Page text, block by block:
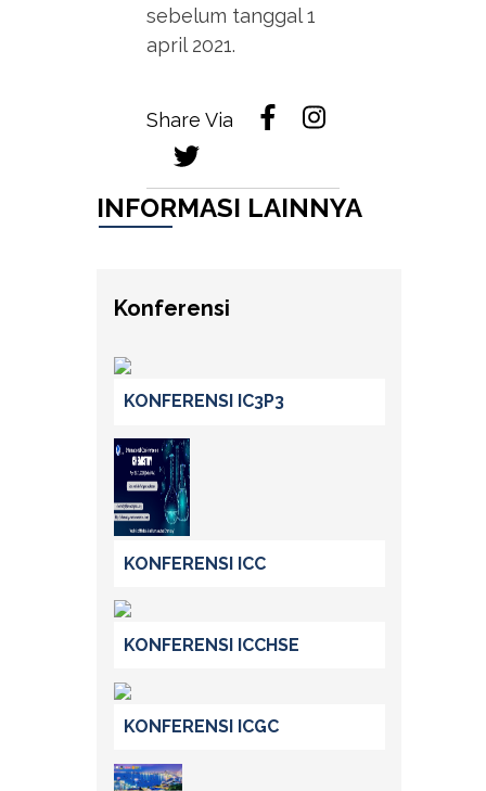
sebelum tanggal 1
april 2021.
Share Via
INFORMASI LAINNYA
Konferensi
KONFERENSI IC3P3
KONFERENSI ICC
KONFERENSI ICCHSE
KONFERENSI ICGC